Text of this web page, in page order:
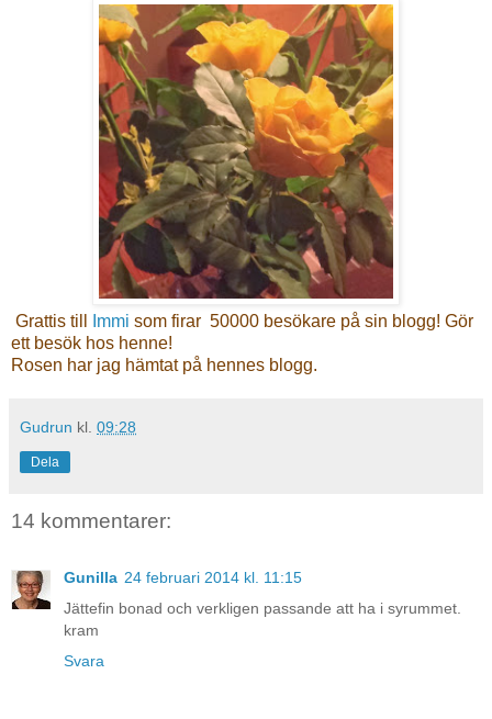
Grattis till Immi som firar 50000 besökare på sin blogg! Gör
ett besök hos henne!
Rosen har jag hämtat på hennes blogg.
Gudrun kl. 09:28
Dela
14 kommentarer:
Gunilla 24 februari 2014 kl. 11:15
Jättefin bonad och verkligen passande att ha i syrummet.
kram
Svara